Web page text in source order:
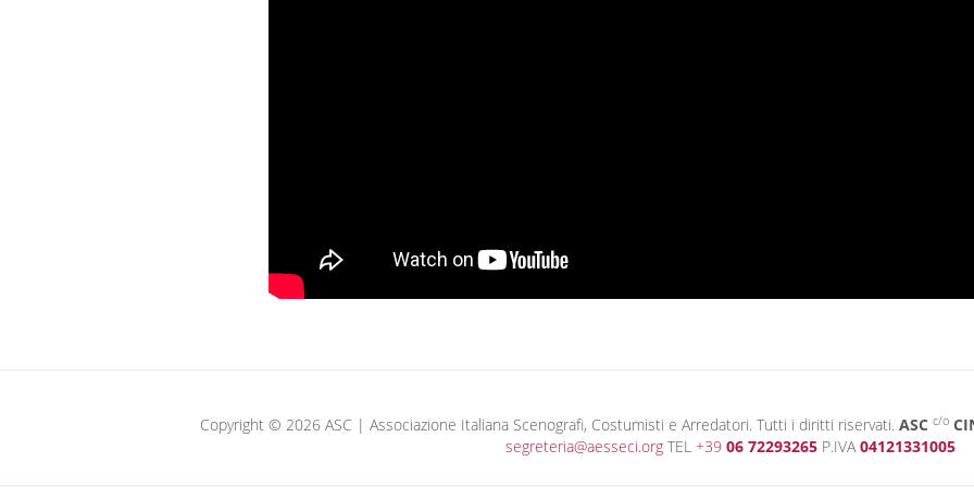
Copyright © 2026 ASC | Associazione Italiana Scenografi, Costumisti e Arredatori. Tutti i diritti riservati. ASC c/o
segreteria@aesseci.org TEL +39 06 72293265 P.IVA04121331005